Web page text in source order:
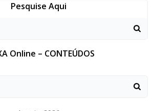
Pesquise Aqui
Online – CONTEÚDOS